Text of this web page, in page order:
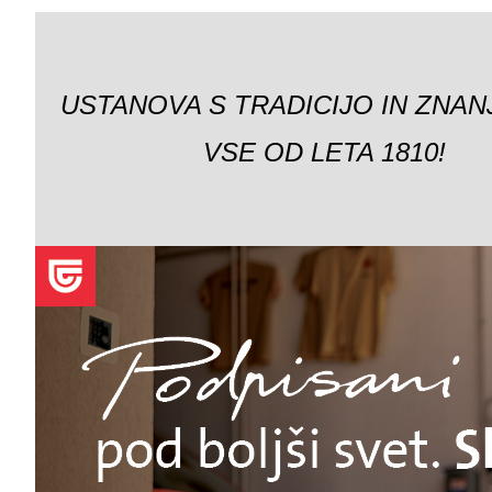
USTANOVA S TRADICIJO IN
VSE OD LETA 1810!